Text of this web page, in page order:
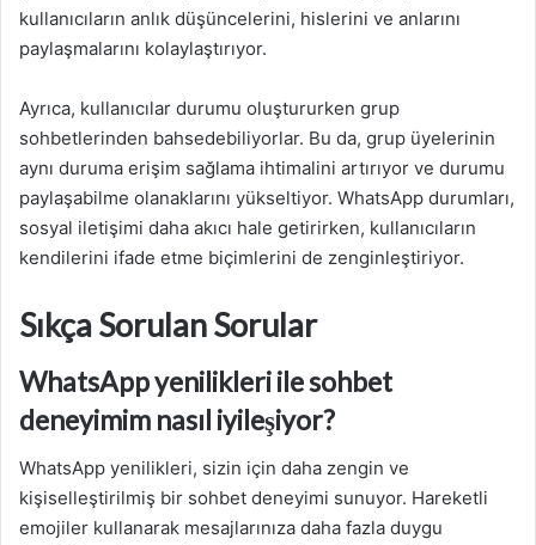
kullanıcıların anlık düşüncelerini, hislerini ve anlarını
paylaşmalarını kolaylaştırıyor.
Ayrıca, kullanıcılar durumu oluştururken grup
sohbetlerinden bahsedebiliyorlar. Bu da, grup üyelerinin
aynı duruma erişim sağlama ihtimalini artırıyor ve durumu
paylaşabilme olanaklarını yükseltiyor. WhatsApp durumları,
sosyal iletişimi daha akıcı hale getirirken, kullanıcıların
kendilerini ifade etme biçimlerini de zenginleştiriyor.
Sıkça Sorulan Sorular
WhatsApp yenilikleri ile sohbet
deneyimim nasıl iyileşiyor?
WhatsApp yenilikleri, sizin için daha zengin ve
kişiselleştirilmiş bir sohbet deneyimi sunuyor. Hareketli
emojiler kullanarak mesajlarınıza daha fazla duygu